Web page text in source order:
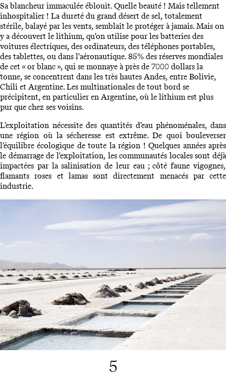
Sa blancheur immaculée éblouit. Quelle beauté ! Mais tellement
inhospitalier ! La dureté du grand désert de sel, totalement
stérile, balayé par les vents, semblait le protéger à jamais. Mais on
y a découvert le lithium, qu'on utilise pour les batteries des
voitures électriques, des ordinateurs, des téléphones portables,
des tablettes, ou dans l'aéronautique. 85% des réserves mondiales
de cet « or blanc », qui se monnaye à près de 7000 dollars la
tonne, se concentrent dans les très hautes Andes, entre Bolivie,
Chili et Argentine. Les multinationales de tout bord se
précipitent, en particulier en Argentine, où le lithium est plus
pur que chez ses voisins.
L'exploitation nécessite des quantités d'eau phénoménales, dans
une région où la sécheresse est extrême. De quoi bouleverser
l'équilibre écologique de toute la région ! Quelques années après
le démarrage de l'exploitation, les communautés locales sont déjà
impactées par la salinisation de leur eau ; côté faune vigognes,
flamants roses et lamas sont directement menacés par cette
industrie.
5